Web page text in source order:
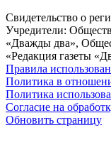
Свидетельство о
Учредители:
«Дважды два»,
«Редакция газеты
Правила
Политика в
Политика
Согласие на
Обновить страницу